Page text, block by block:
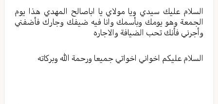
السلام عليك سيدي ويا مولاي يا اباصالح المهدي هذا يوم
الجمعة وهو يومك وبأسمك وانا فيه ضيفك وجارك فأضفني
وأجرني فأنك تحب الضيافة والاجاره
السلام عليكم اخواني اخواتي جميعا ورحمة الله وبركاته